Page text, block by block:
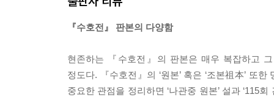
『수호전』 판본의 다양함
현존하는 『수호전』의 판본은 매우 복잡하고
정도다. 『수호전』의 ‘원본’ 혹은 ‘조본祖本’ 또
중요한 관점을 정리하면 ‘나관중 원본’ 설과 ‘115